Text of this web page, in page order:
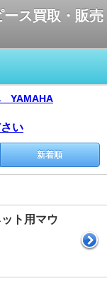
ス買取・販売
YAMAHA
い
新着順
ト用マウ